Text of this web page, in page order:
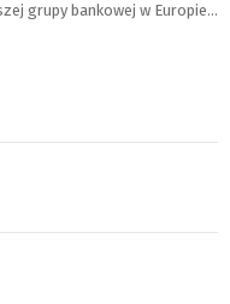
grupy bankowej w Europie…